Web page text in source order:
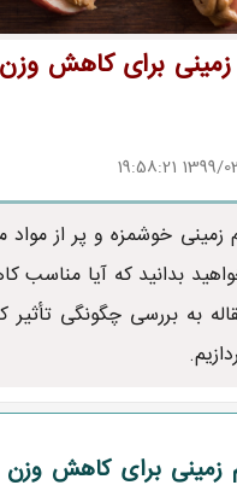
زمینی برای کاهش
زمینی خوشمزه و پر از
بدانید که آیا مناسب
به بررسی چگونگی تأثیر
زمینی برای کاهش